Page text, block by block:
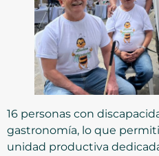
16 personas con
gastronomía, lo que
unidad productiva